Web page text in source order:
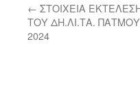
← ΣΤΟΙΧΕΙΑ
ΤΟΥ ΔΗ.ΛΙ.ΤΑ.
2024